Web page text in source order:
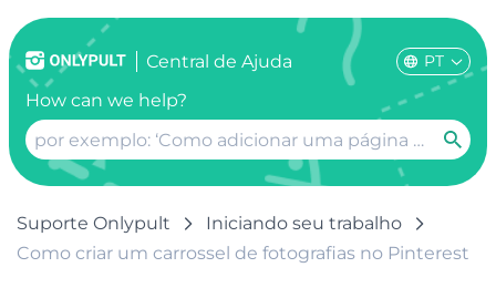
Сentral de Ajuda PT
How can we help?
Suporte Onlypult
Iniciando seu trabalho
Como criar um carrossel de fotografias no Pinterest